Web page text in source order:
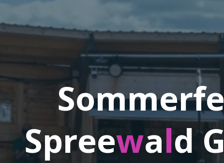
Sommerfe
Spreewald G